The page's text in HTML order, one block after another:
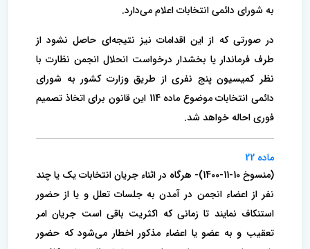
به شورای دائمی انتخابات اعلام می‌دارد.
در صورتی که از این اقدامات نیز نتیجه‌ای حاصل نشود از
طرف فرماندار یا بخشدار درخواست انحلال انجمن نظارت با
نظر کمیسیون پنج نفری از طریق وزارت کشور به شورای
دائمی انتخابات موضوع ماده 114 این قانون برای اتخاذ تصمیم
فوری احاله خواهد شد.
ماده 22
(منسوخ 10-11-1400)- هرگاه در اثناء جریان انتخابات یک یا چند
نفر از اعضاء انجمن در آمدن به جلسات تعلل و یا از حضور
استنکاف نمایند تا زمانی که اکثریت‌ باقی است جریان امر
تعقیب و به عضو یا اعضاء مذکور اخطار می‌شود که حضور